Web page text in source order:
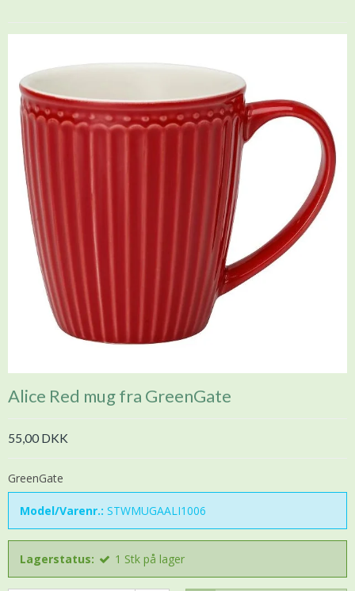
Alice Red mug fra GreenGate
55,00 DKK
GreenGate
Model/Varenr.: STWMUGAALI1006
Lagerstatus: 1 Stk på lager